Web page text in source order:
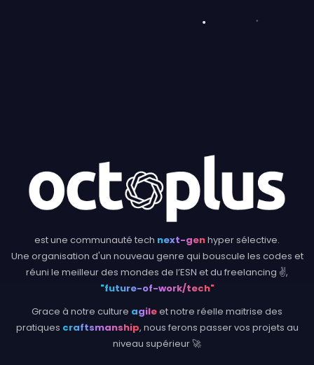
est une communauté tech next-genhyper sélective.
Une organisation d'un nouveau genre qui bouscule les codes et
réuni le meilleur des mondes de l’ESN et du freelancing ✌,
"future-of-work/tech"
Grace à notre culture agileet notre réelle maitrise des
pratiques craftsmanship, nous ferons passer vos projets au
niveau supérieur 🚀